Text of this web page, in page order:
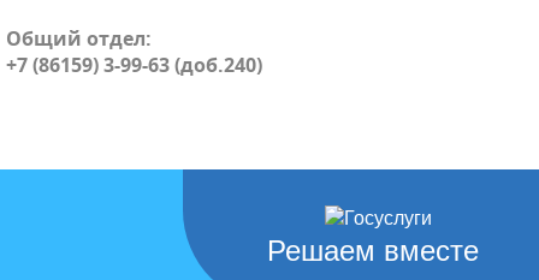
Общий отдел:
+7 (86159) 3-99-63 (доб.240)
Решаем вместе